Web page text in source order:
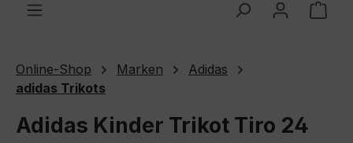
Online-Shop Marken
Adidas
adidas Trikots
Adidas Kinder Trikot Tiro 24